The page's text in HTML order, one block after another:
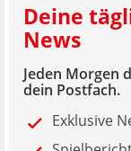
Deine
News
Jeden Morgen
dein Postfach.
Exklusive